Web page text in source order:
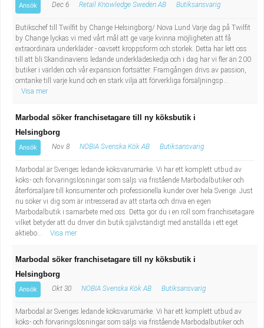
Ansök Dec 6 Retail Knowledge Sweden AB Butiksansvarig
Butikschef till Twilfit by Change Helsingborg/ Nova Lund Varje dag på Twilfit
by Change lyckas vi med vårt mål att ge varje kvinna möjligheten att få
extraordinära underkläder - oavsett kroppsform och storlek. Detta har lett oss
till att bli Skandinaviens ledande underklädeskedja och i dag har vi fler än 200
butiker i världen och vår expansion fortsätter. Framgången drivs av passion,
omtanke till varje kund och en stark vilja att förverkliga försäljningsp...
Visa mer
Marbodal söker franchisetagare till ny köksbutik i
Helsingborg
Ansök Nov 8 NOBIA Svenska Kök AB Butiksansvarig
Marbodal är Sveriges ledande köksvarumärke. Vi har ett komplett utbud av
köks- och förvaringslösningar som säljs via fristående Marbodalbutiker och
återförsäljare till konsumenter och professionella kunder över hela Sverige. Just
nu söker vi dig som är intresserad av att starta och driva en egen
Marbodalbutik i samarbete med oss. Detta gör du i en roll som franchisetagare
vilket betyder att du driver din butik självständigt med anställda i ett eget
aktiebo...
Visa mer
Marbodal söker franchisetagare till ny köksbutik i
Helsingborg
Ansök Okt 30 NOBIA Svenska Kök AB Butiksansvarig
Marbodal är Sveriges ledande köksvarumärke. Vi har ett komplett utbud av
köks- och förvaringslösningar som säljs via fristående Marbodalbutiker och